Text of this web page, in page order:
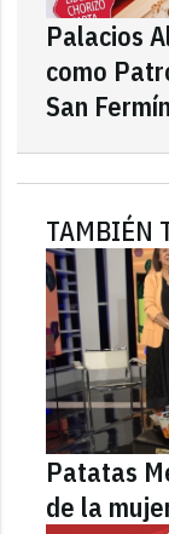
Palacios
como
San
TAMBIÉN
Patatas
de la